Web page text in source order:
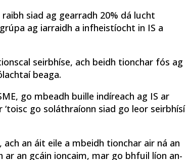
siad ag gearradh 20% dá lucht
ag iarraidh a infheistíocht in IS a
seirbhíse, ach beidh tionchar fós ag
beaga.
go mbeadh buille indíreach ag IS ar
go soláthraíonn siad go leor seirbhísí
ach an áit eile a mbeidh tionchar air ná an
ar an gcáin ioncaim, mar go bhfuil líon an-